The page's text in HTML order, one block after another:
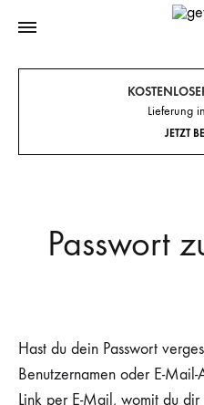
Lieferung
JETZT
Passwort
Hast du dein Passwort
Benutzernamen oder E-
Link per E-Mail, womit du